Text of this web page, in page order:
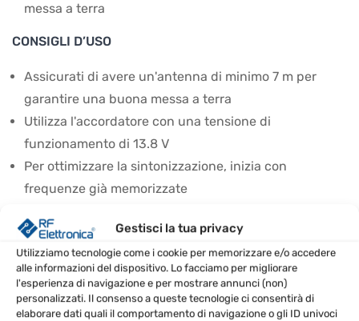
Gestisci la tua privacy
Utilizziamo tecnologie come i cookie per memorizzare e/o accedere
alle informazioni del dispositivo. Lo facciamo per migliorare
l'esperienza di navigazione e per mostrare annunci (non)
personalizzati. Il consenso a queste tecnologie ci consentirà di
elaborare dati quali il comportamento di navigazione o gli ID univoci
messa a terra
CONSIGLI D’USO
Assicurati di avere un'antenna di minimo 7 m per
garantire una buona messa a terra
Utilizza l'accordatore con una tensione di
funzionamento di 13.8 V
Per ottimizzare la sintonizzazione, inizia con
frequenze già memorizzate
secondi per nuove frequenze durante la
sintonizzazione
Verifica che il dispositivo sia installato in un luogo
asciutto e protetto dalle intemperie